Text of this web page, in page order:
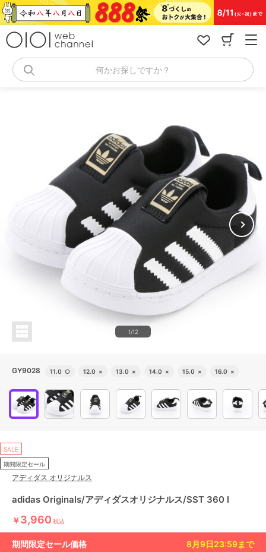
コ
ン
何かお探しですか？
1/12
GY9028 11.0 ○ 12.0 × 13.0 × 14.0 × 15.0 × 16.0 ×
SALE
期間限定セール
アディダス オリジナルス
adidas Originals/アディダスオリジナルス/SST 360 I
￥3,960 税込
期間限定セール価格 8月9日23:59まで